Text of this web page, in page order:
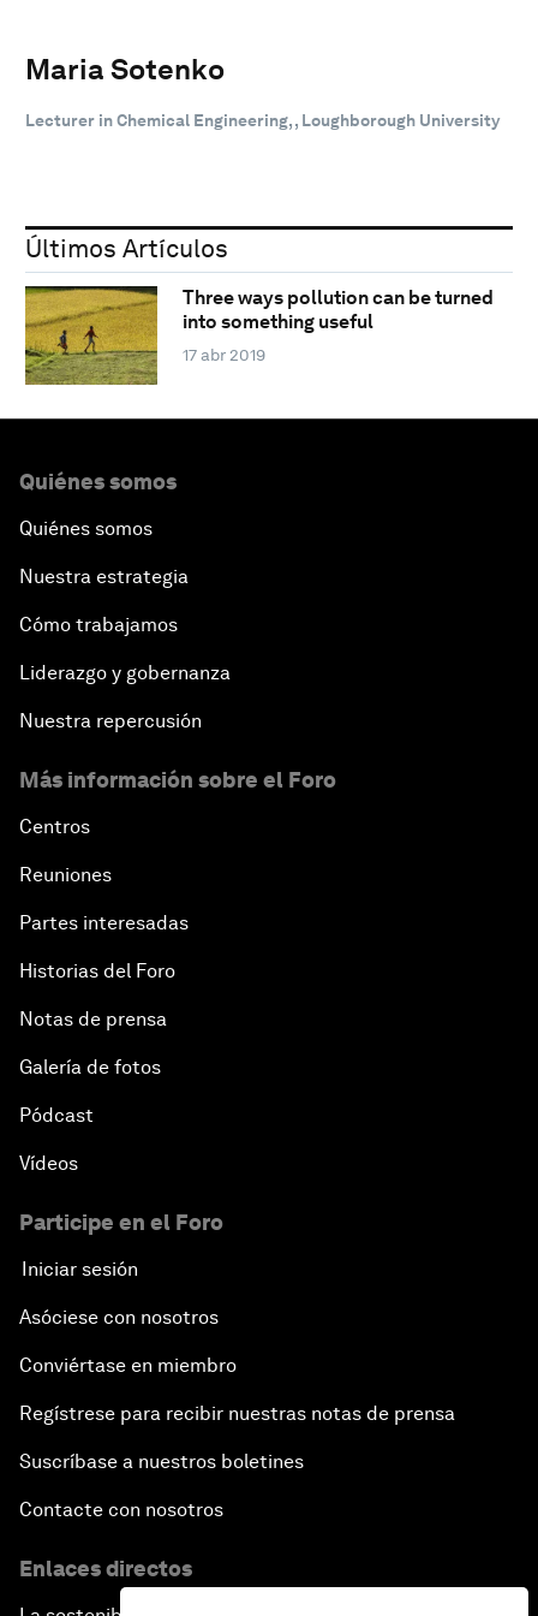
Maria Sotenko
Lecturer in Chemical Engineering, , Loughborough University
Últimos Artículos
Three ways pollution can be turned
into something useful
17 abr 2019
Quiénes somos
Quiénes somos
Nuestra estrategia
Cómo trabajamos
Liderazgo y gobernanza
Nuestra repercusión
Más información sobre el Foro
Centros
Reuniones
Partes interesadas
Historias del Foro
Notas de prensa
Galería de fotos
Pódcast
Vídeos
Participe en el Foro
Iniciar sesión
Asóciese con nosotros
Conviértase en miembro
Regístrese para recibir nuestras notas de prensa
Suscríbase a nuestros boletines
Contacte con nosotros
Enlaces directos